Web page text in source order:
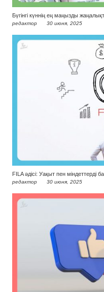
Бүгінгі күннің ең маңызды
редактор 30 июня, 2025
FILA әдісі: Уақыт пен міндеттерді
редактор 30 июня, 2025